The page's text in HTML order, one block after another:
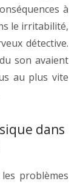
à
le irritabilité,
détective.
son avaient
au plus vite
dans
problèmes